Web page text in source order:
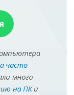
часто
много
на ПКи